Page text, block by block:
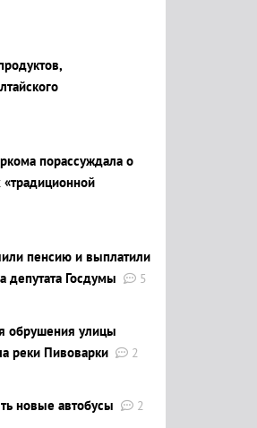
порассуждала о
пенсию и выплатили
депутата Госдумы
5
обрушения улицы
реки Пивоварки
2
новые автобусы
2